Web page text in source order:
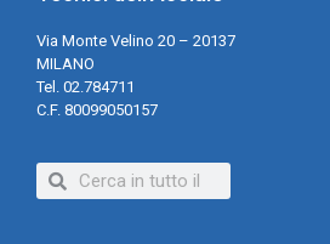
Via Monte Velino 20 – 20137
MILANO
Tel. 02.784711
C.F. 80099050157